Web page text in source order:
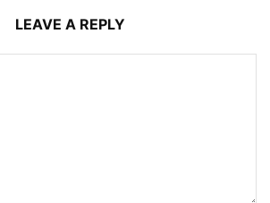
LEAVE A REPLY